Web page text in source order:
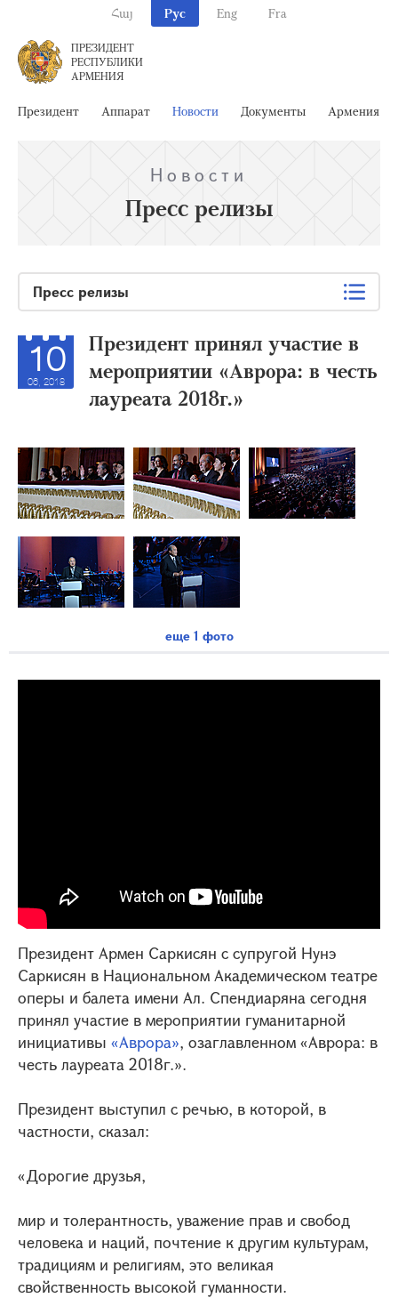
Հայ Рус Eng Fra
ПРЕЗИДЕНТ
РЕСПУБЛИКИ
АРМЕНИЯ
Президент Аппарат Новости Документы Армения
Новости
Пресс релизы
Пресс релизы
10
06, 2018
Президент принял участие в
мероприятии «Аврора: в честь
лауреата 2018г.»
еще 1 фото
Президент Армен Саркисян с супругой Нунэ
Саркисян в Национальном Академическом театре
оперы и балета имени Ал. Спендиаряна сегодня
принял участие в мероприятии гуманитарной
инициативы «Аврора», озаглавленном «Аврора: в
честь лауреата 2018г.».
Президент выступил с речью, в которой, в
частности, сказал:
«Дорогие друзья,
мир и толерантность, уважение прав и свобод
человека и наций, почтение к другим культурам,
традициям и религиям, это великая
свойственность высокой гуманности.